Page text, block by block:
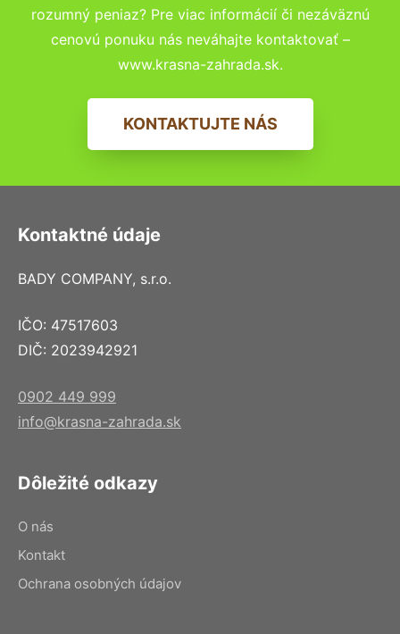
rozumný peniaz? Pre viac informácií či nezáväznú
cenovú ponuku nás neváhajte kontaktovať –
www.krasna-zahrada.sk.
KONTAKTUJTE NÁS
Kontaktné údaje
BADY COMPANY, s.r.o.
IČO: 47517603
DIČ: 2023942921
0902 449 999
info@krasna-zahrada.sk
Dôležité odkazy
O nás
Kontakt
Ochrana osobných údajov